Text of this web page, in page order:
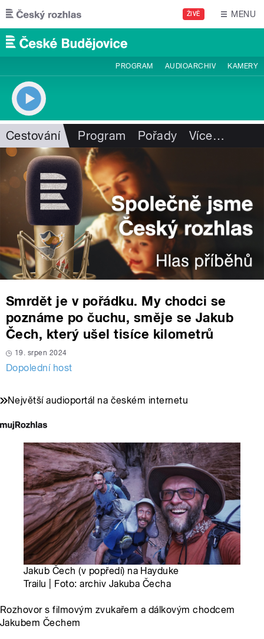
Přejít k hlavnímu obsahu
ŽIVĚ MENU
PROGRAM AUDIOARCHIV KAMERY
Cestování Program Pořady Více…
Smrdět je v pořádku. My chodci se
poznáme po čuchu, směje se Jakub
Čech, který ušel tisíce kilometrů
19. srpen 2024
Dopolední host
Největší audioportál na českém internetu
Jakub Čech (v popředí) na Hayduke
Trailu | Foto: archiv Jakuba Čecha
Rozhovor s filmovým zvukařem a dálkovým chodcem
Jakubem Čechem